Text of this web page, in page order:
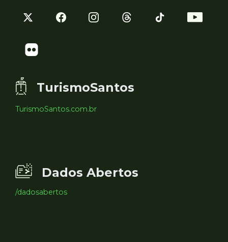
TurismoSantos
TurismoSantos.com.br
Dados Abertos
/dadosabertos